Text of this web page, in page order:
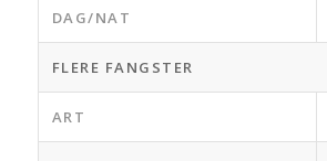
DAG/NAT
FLERE FANGSTER
ART